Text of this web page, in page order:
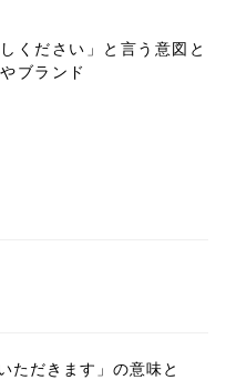
ください」と言う意図と
ブランド
ただきます」の意味と